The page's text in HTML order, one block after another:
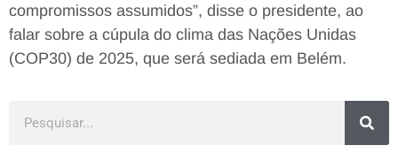
compromissos assumidos”, disse o presidente, ao
falar sobre a cúpula do clima das Nações Unidas
(COP30) de 2025, que será sediada em Belém.